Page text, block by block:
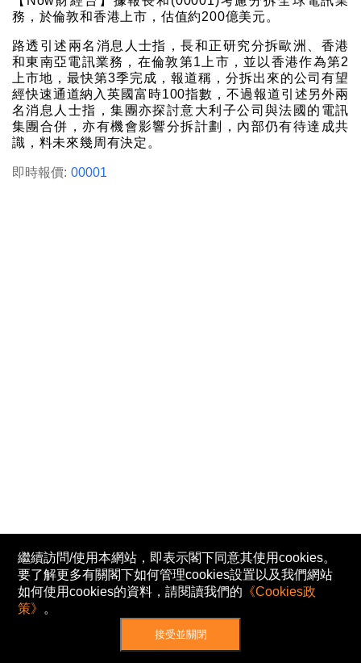
務，於倫敦和香港上市，估值約200億美元。
路透引述兩名消息人士指，長和正研究分拆歐洲、香港
和東南亞電訊業務，在倫敦第1上市，並以香港作為第2
上市地，最快第3季完成，報道稱，分拆出來的公司有望
經快速通道納入英國富時100指數，不過報道引述另外兩
名消息人士指，集團亦探討意大利子公司與法國的電訊
集團合併，亦有機會影響分拆計劃，內部仍有待達成共
識，料未來幾周有決定。
即時報價: 00001
繼續訪問/使用本網站，即表示閣下同意其使用cookies。
要了解更多有關閣下如何管理cookies設置以及我們網站
如何使用cookies的資料，請閱讀我們的 《Cookies政
策》 。
接受並關閉